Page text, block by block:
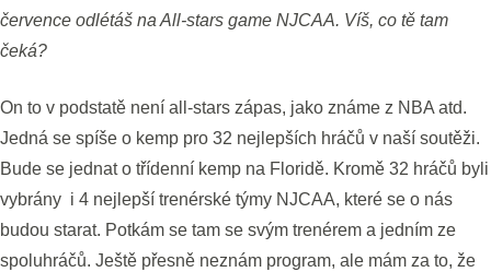
července odlétáš na All-stars game NJCAA. Víš, co tě tam
čeká?
On to v podstatě není all-stars zápas, jako známe z NBA atd.
Jedná se spíše o kemp pro 32 nejlepších hráčů v naší soutěži.
Bude se jednat o třídenní kemp na Floridě. Kromě 32 hráčů byli
vybrány i 4 nejlepší trenérské týmy NJCAA, které se o nás
budou starat. Potkám se tam se svým trenérem a jedním ze
spoluhráčů. Ještě přesně neznám program, ale mám za to, že